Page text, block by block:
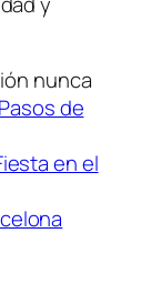
nunca
Pasos de
en el